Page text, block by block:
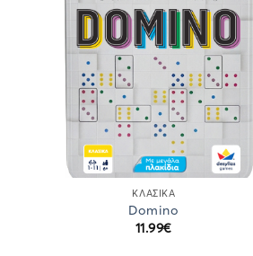
ΚΛΑΣΙΚΆ
Domino
11.99€